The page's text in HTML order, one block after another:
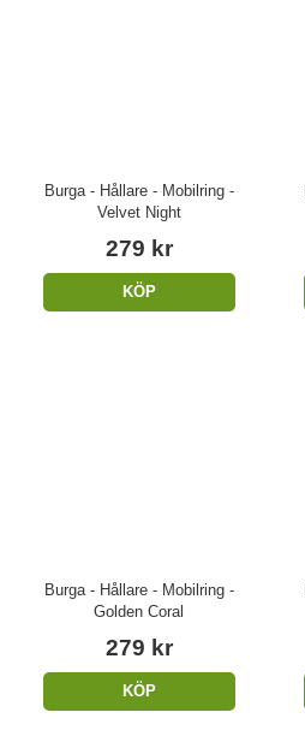
Burga - Hållare - Mobilring -
Velvet Night
279 kr
KÖP
Burga - Hållare - Mobilring -
Golden Coral
279 kr
KÖP